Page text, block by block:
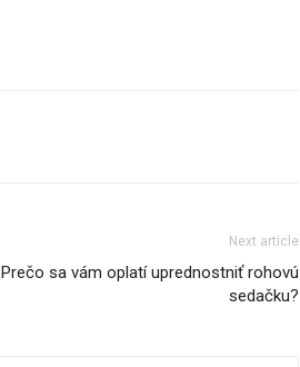
Next article
Prečo sa vám oplatí uprednostniť rohovú
sedačku?